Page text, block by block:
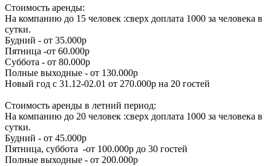
Стоимость аренды:
На компанию до 15 человек :сверх доплата 1000 за человека в
сутки.
Будний - от 35.000р
Пятница -от 60.000р
Суббота - от 80.000р
Полные выходные - от 130.000р
Новый год с 31.12-02.01 от 270.000р на 20 гостей
Стоимость аренды в летний период:
На компанию до 20 человек :сверх доплата 1000 за человека в
сутки.
Будний - от 45.000р
Пятница, суббота -от 100.000р до 30 гостей
Полные выходные - от 200.000р